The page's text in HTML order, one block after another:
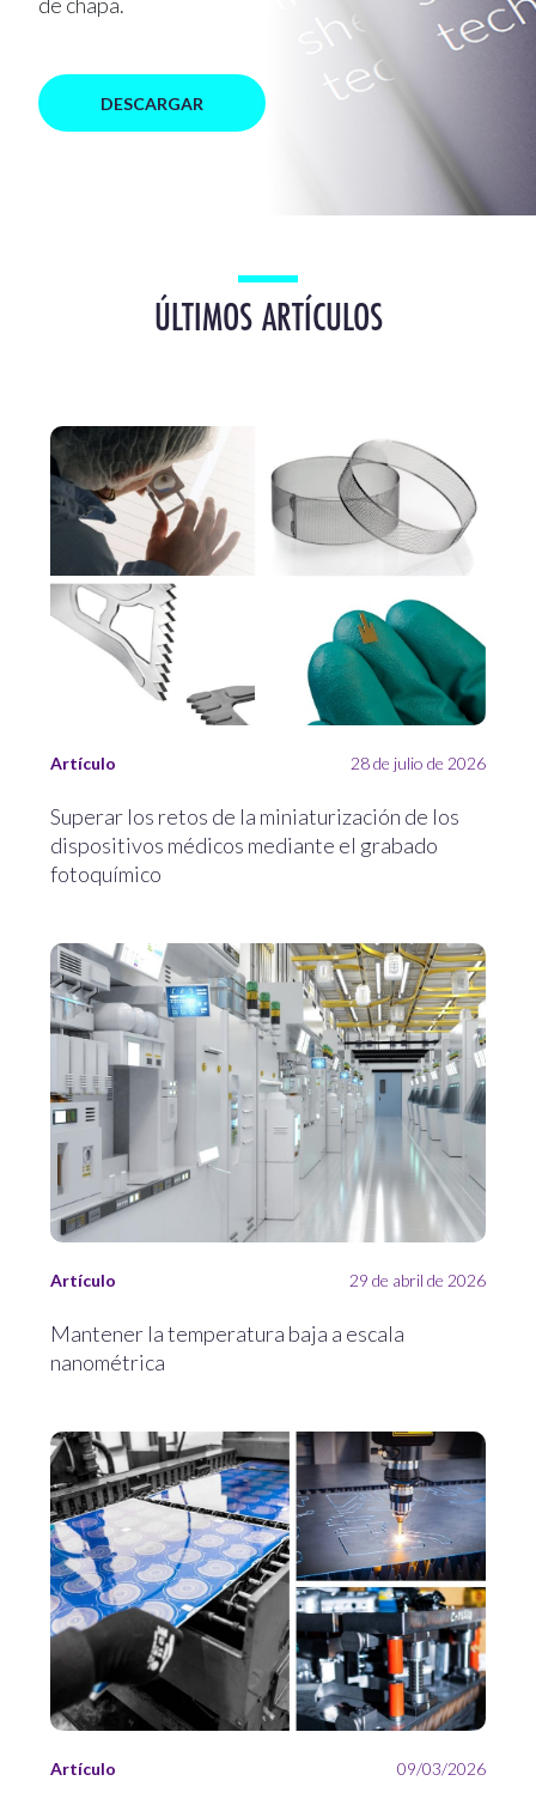
DESCARGAR
ÚLTIMOS ARTÍCULOS
Artículo 28 de julio de 2026
Superar los retos de la miniaturización de los
dispositivos médicos mediante el grabado
fotoquímico
Artículo 29 de abril de 2026
Mantener la temperatura baja a escala
nanométrica
Artículo 09/03/2026